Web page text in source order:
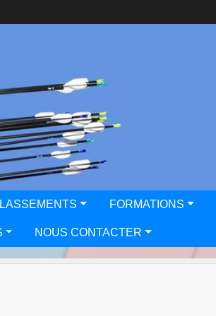
FORMATIONS
NOUS CONTACTER